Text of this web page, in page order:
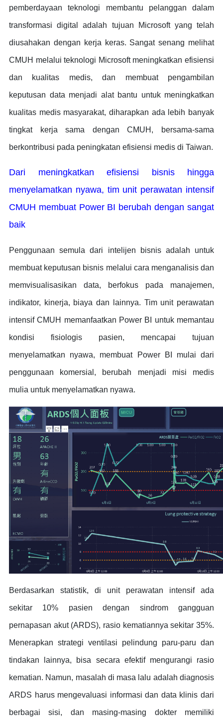
pemberdayaan teknologi membantu pelanggan dalam
transformasi digital adalah tujuan Microsoft yang telah
diusahakan dengan kerja keras. Sangat senang melihat
CMUH melalui teknologi Microsoft meningkatkan efisiensi
dan kualitas medis, dan membuat pengambilan
keputusan data menjadi alat bantu untuk meningkatkan
kualitas medis masyarakat, diharapkan ada lebih banyak
tingkat kerja sama dengan CMUH, bersama-sama
berkontribusi pada peningkatan efisiensi medis di Taiwan.
Dari meningkatkan efisiensi bisnis hingga
menyelamatkan nyawa, tim unit perawatan intensif
CMUH membuat Power BI berubah dengan sangat
baik
Penggunaan semula dari intelijen bisnis adalah untuk
membuat keputusan bisnis melalui cara menganalisis dan
memvisualisasikan data, berfokus pada manajemen,
indikator, kinerja, biaya dan lainnya. Tim unit perawatan
intensif CMUH memanfaatkan Power BI untuk memantau
kondisi fisiologis pasien, mencapai tujuan
menyelamatkan nyawa, membuat Power BI mulai dari
penggunaan komersial, berubah menjadi misi medis
mulia untuk menyelamatkan nyawa.
Berdasarkan statistik, di unit perawatan intensif ada
sekitar 10% pasien dengan sindrom gangguan
pernapasan akut (ARDS), rasio kematiannya sekitar 35%.
Menerapkan strategi ventilasi pelindung paru-paru dan
tindakan lainnya, bisa secara efektif mengurangi rasio
kematian. Namun, masalah di masa lalu adalah diagnosis
ARDS harus mengevaluasi informasi dan data klinis dari
berbagai sisi, dan masing-masing dokter memiliki